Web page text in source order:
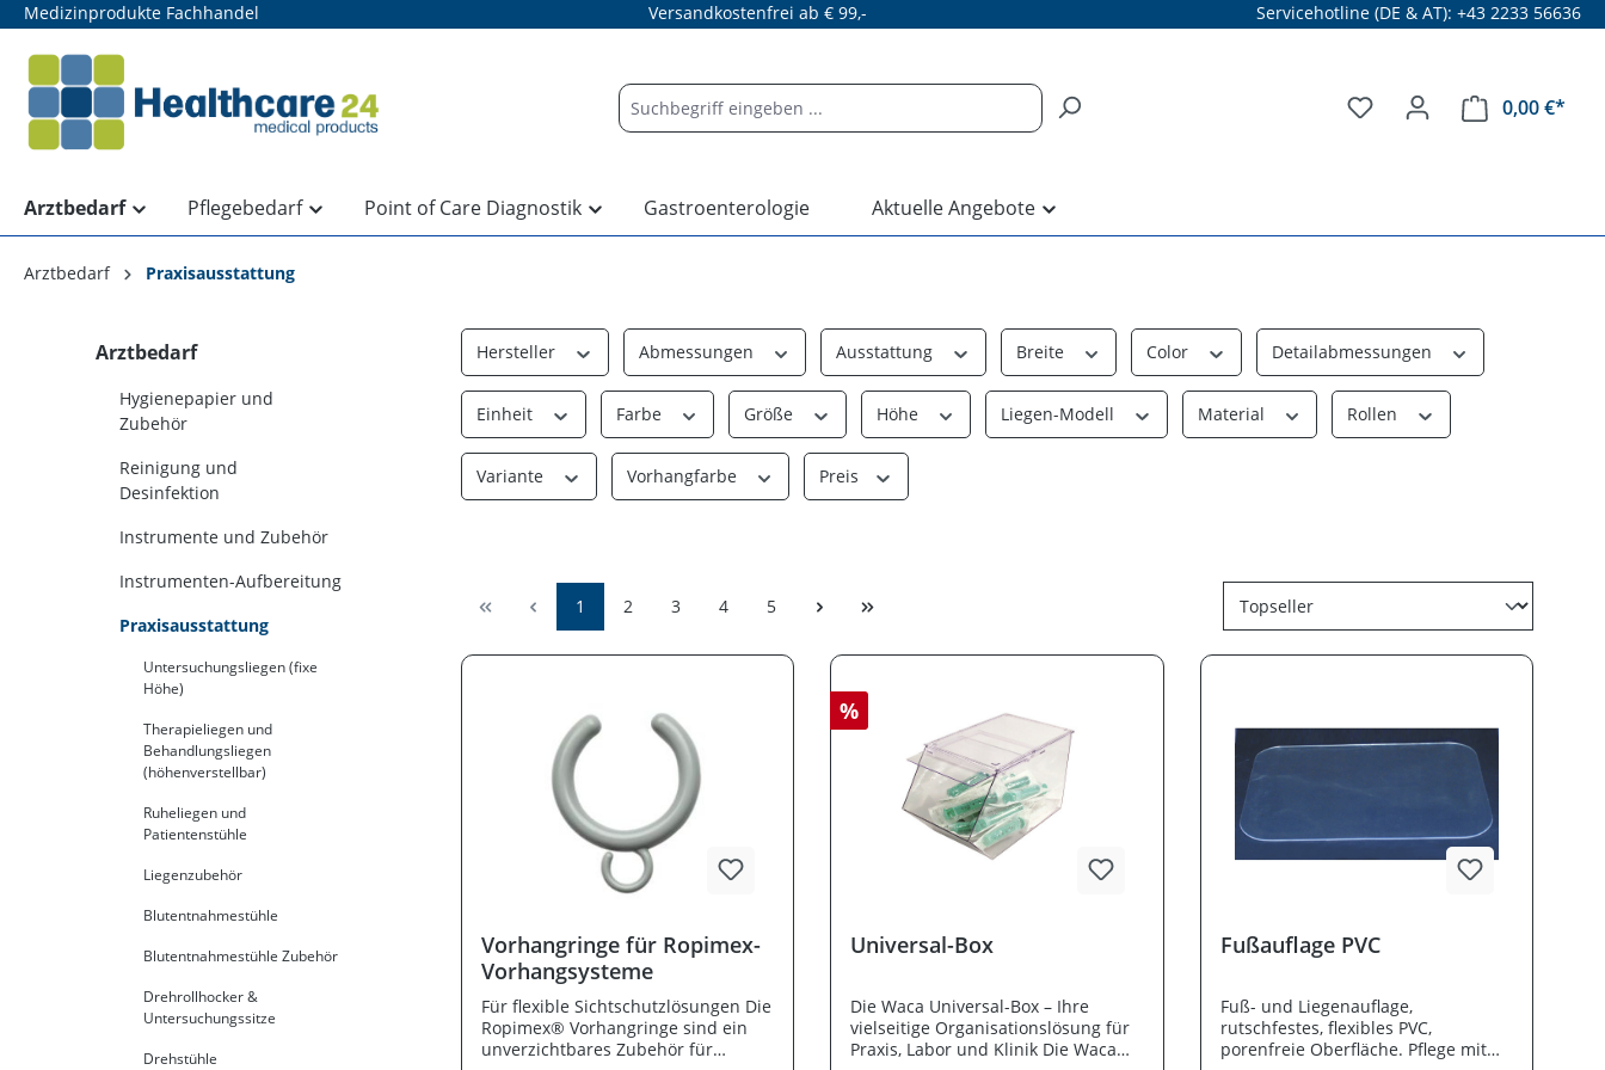
Zur Hauptnavigation springen
Medizinprodukte Fachhandel Versandkostenfrei ab € 99,- Servicehotline (DE & AT): +43 2233 56636
0,00 €*
Arztbedarf Pflegebedarf Point of Care Diagnostik Gastroenterologie Aktuelle Angebote
Arztbedarf Praxisausstattung
Arztbedarf
Hygienepapier und
Zubehör
Reinigung und
Desinfektion
Instrumente und Zubehör
Instrumenten-Aufbereitung
Praxisausstattung
Untersuchungsliegen (fixe
Höhe)
Therapieliegen und
Behandlungsliegen
(höhenverstellbar)
Ruheliegen und
Patientenstühle
Liegenzubehör
Blutentnahmestühle
Blutentnahmestühle Zubehör
Drehrollhocker &
Untersuchungssitze
Drehstühle
Hersteller Abmessungen Ausstattung Breite Color Detailabmessungen
Einheit Farbe Größe Höhe Liegen-Modell Material Rollen
Variante Vorhangfarbe Preis
1 2 3 4 5
Vorhangringe für Ropimex-
Vorhangsysteme
Für flexible Sichtschutzlösungen Die
Ropimex® Vorhangringe sind ein
unverzichtbares Zubehör für
%
Universal-Box
Die Waca Universal-Box – Ihre
vielseitige Organisationslösung für
Praxis, Labor und Klinik Die Waca
Fußauflage PVC
Fuß- und Liegenauflage,
rutschfestes, flexibles PVC,
porenfreie Oberfläche. Pflege mit